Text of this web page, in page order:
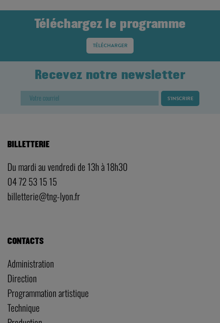
Téléchargez le programme
TÉLÉCHARGER
Recevez notre newsletter
BILLETTERIE
Du mardi au vendredi de 13h à 18h30
04 72 53 15 15
billetterie@tng-lyon.fr
CONTACTS
Administration
Direction
Programmation artistique
Technique